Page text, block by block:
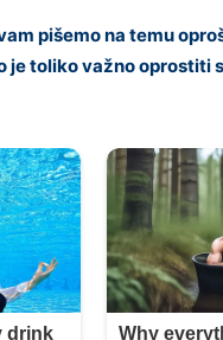
pišemo na temu
je toliko važno oprostiti